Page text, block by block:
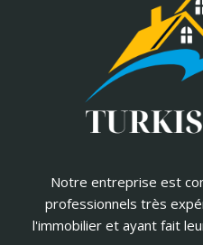
Notre entreprise est
professionnels très
l'immobilier et ayant fait